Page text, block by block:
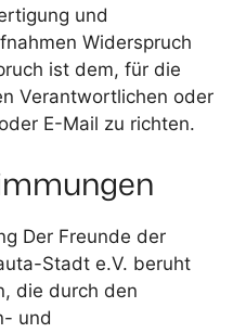
und
Widerspruch
ist dem, für die
Verantwortlichen oder
E-Mail zu richten.
Der Freunde der
Stadt e.V. beruht
die durch den
und